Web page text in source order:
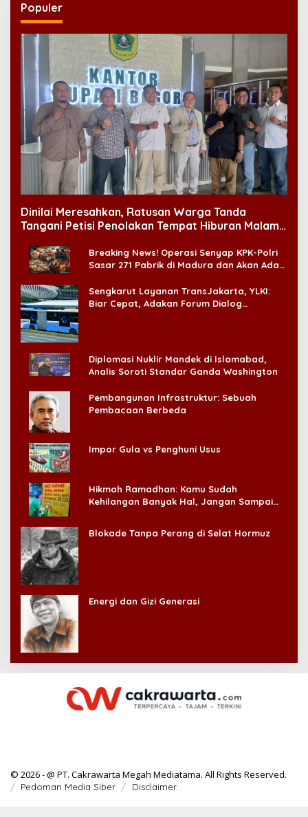
Populer
Dinilai Meresahkan, Ratusan Warga Tanda
Tangani Petisi Penolakan Tempat Hiburan Malam
Breaking News! Operasi Senyap KPK-Polri
Sasar 271 Pabrik di Madura dan Akan Ada
Sengkarut Layanan TransJakarta, YLKI:
Biar Cepat, Adakan Forum Dialog
Diplomasi Nuklir Mandek di Islamabad,
Analis Soroti Standar Ganda Washington
Pembangunan Infrastruktur: Sebuah
Pembacaan Berbeda
Impor Gula vs Penghuni Usus
Hikmah Ramadhan: Kamu Sudah
Kehilangan Banyak Hal, Jangan Sampai
Blokade Tanpa Perang di Selat Hormuz
Energi dan Gizi Generasi
© 2026 - @ PT. Cakrawarta Megah Mediatama. All Rights Reserved.
Pedoman Media Siber Disclaimer